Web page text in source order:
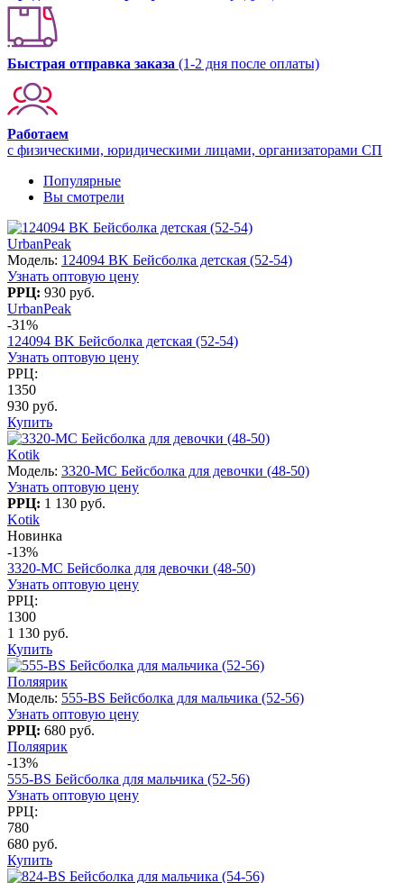
Быстрая отправка заказа (1-2 дня после оплаты)
Работаем
с физическими, юридическими лицами, организаторами СП
Популярные
Вы смотрели
UrbanPeak
Модель: 124094 BK Бейсболка детская (52-54)
Узнать оптовую цену
РРЦ: 930 руб.
UrbanPeak
-31%
124094 BK Бейсболка детская (52-54)
Узнать оптовую цену
РРЦ:
1350
930 руб.
Купить
Kotik
Модель: 3320-MC Бейсболка для девочки (48-50)
Узнать оптовую цену
РРЦ: 1 130 руб.
Kotik
Новинка
-13%
3320-MC Бейсболка для девочки (48-50)
Узнать оптовую цену
РРЦ:
1300
1 130 руб.
Купить
Поляярик
Модель: 555-BS Бейсболка для мальчика (52-56)
Узнать оптовую цену
РРЦ: 680 руб.
Поляярик
-13%
555-BS Бейсболка для мальчика (52-56)
Узнать оптовую цену
РРЦ:
780
680 руб.
Купить